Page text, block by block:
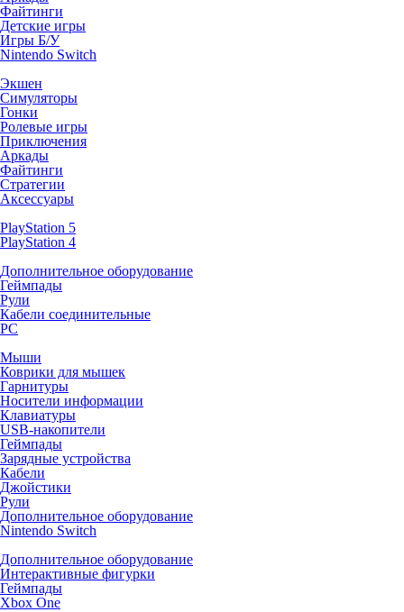
Файтинги
Детские игры
Игры Б/У
Nintendo Switch
Экшен
Симуляторы
Гонки
Ролевые игры
Приключения
Аркады
Файтинги
Стратегии
Аксессуары
PlayStation 5
PlayStation 4
Дополнительное оборудование
Геймпады
Рули
Кабели соединительные
PC
Мыши
Коврики для мышек
Гарнитуры
Носители информации
Клавиатуры
USB-накопители
Геймпады
Зарядные устройства
Кабели
Джойстики
Рули
Дополнительное оборудование
Nintendo Switch
Дополнительное оборудование
Интерактивные фигурки
Геймпады
Xbox One